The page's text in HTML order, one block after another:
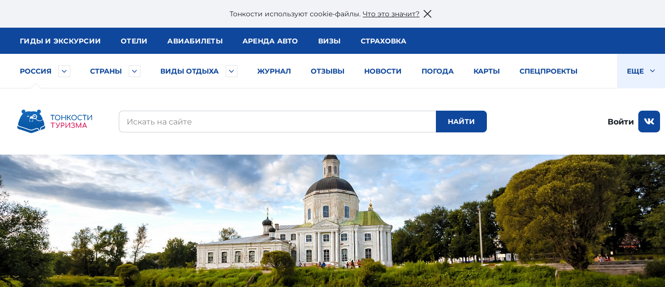
Тонкости используют сookie-файлы. Что это значит?
ГИДЫ И ЭКСКУРСИИ ОТЕЛИ АВИАБИЛЕТЫ АРЕНДА АВТО ВИЗЫ СТРАХОВКА
РОССИЯ СТРАНЫ ВИДЫ ОТДЫХА ЖУРНАЛ ОТЗЫВЫ НОВОСТИ ПОГОДА КАРТЫ СПЕЦПРОЕКТЫ ЕЩЕ
Войти